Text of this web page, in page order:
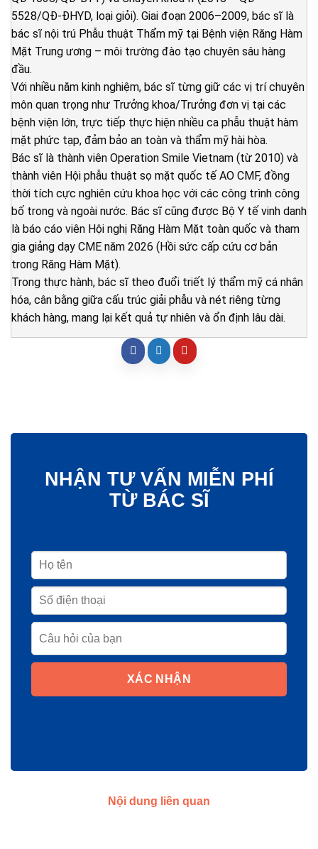
5528/QĐ-ĐHYD, loại giỏi). Giai đoạn 2006–2009, bác sĩ là
bác sĩ nội trú Phẫu thuật Thẩm mỹ tại Bệnh viện Răng Hàm
Mặt Trung ương – môi trường đào tạo chuyên sâu hàng
đầu.
Với nhiều năm kinh nghiệm, bác sĩ từng giữ các vị trí chuyên
môn quan trọng như Trưởng khoa/Trưởng đơn vị tại các
bệnh viện lớn, trực tiếp thực hiện nhiều ca phẫu thuật hàm
mặt phức tạp, đảm bảo an toàn và thẩm mỹ hài hòa.
Bác sĩ là thành viên Operation Smile Vietnam (từ 2010) và
thành viên Hội phẫu thuật sọ mặt quốc tế AO CMF, đồng
thời tích cực nghiên cứu khoa học với các công trình công
bố trong và ngoài nước. Bác sĩ cũng được Bộ Y tế vinh danh
là báo cáo viên Hội nghị Răng Hàm Mặt toàn quốc và tham
gia giảng dạy CME năm 2026 (Hồi sức cấp cứu cơ bản
trong Răng Hàm Mặt).
Trong thực hành, bác sĩ theo đuổi triết lý thẩm mỹ cá nhân
hóa, cân bằng giữa cấu trúc giải phẫu và nét riêng từng
khách hàng, mang lại kết quả tự nhiên và ổn định lâu dài.
NHẬN TƯ VẤN MIỄN PHÍ
TỪ BÁC SĨ
XÁC NHẬN
Nội dung liên quan